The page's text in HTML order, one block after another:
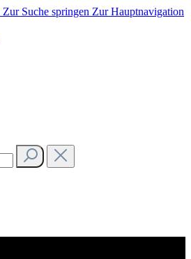
Zur Suche springen Zur Hauptnavigation